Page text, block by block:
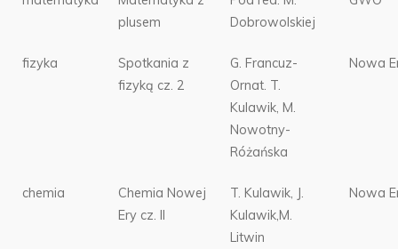
plusem
Dobrowolskiej
fizyka
Spotkania z
fizyką cz. 2
G. Francuz-
Ornat. T.
Kulawik, M.
Nowotny-
Różańska
Nowa
chemia
Chemia Nowej
Ery cz. II
T. Kulawik, J.
Kulawik,M.
Litwin
Nowa